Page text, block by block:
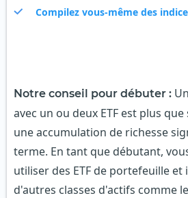
Compilez vous-même des
Notre conseil pour débuter :
avec un ou deux ETF est plus
une accumulation de richesse
terme. En tant que débutant,
utiliser des ETF de portefeuille et
d'autres classes d'actifs comme